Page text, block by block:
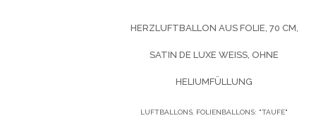
HERZLUFTBALLON AUS FOLIE, 70 CM,
SATIN DE LUXE WEISS, OHNE H
ELIUMFÜLLUNG
LUFTBALLONS, FOLIENBALLONS: "TAUFE"